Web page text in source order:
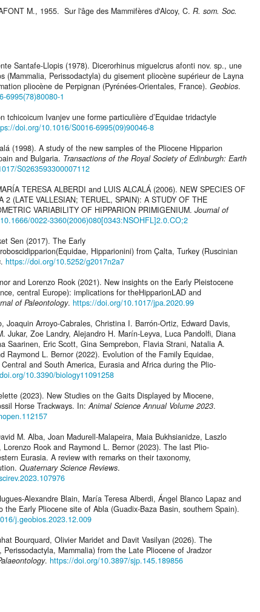
M., 1955. Sur l'âge des Mammifères d'Alcoy, C. R. som. Soc.
Santafe-Llopis (1978). Dicerorhinus miguelcrus afonti nov. sp., une
(Mammalia, Perissodactyla) du gisement pliocène supérieur de Layna
pliocène de Perpignan (Pyrénées-Orientales, France). Geobios.
6995(78)80080-1
tchicoicum Ivanjev une forme particulière d’Equidae tridactyle
doi.org/10.1016/S0016-6995(09)90046-8
(1998). A study of the new samples of the Pliocene Hipparion
and Bulgaria. Transactions of the Royal Society of Edinburgh: Earth
S0263593300007112
TERESA ALBERDI and LUIS ALCALÁ (2006). NEW SPECIES OF
2 (LATE VALLESIAN; TERUEL, SPAIN): A STUDY OF THE
VARIABILITY OF HIPPARION PRIMIGENIUM. Journal of
0022-3360(2006)080[0343:NSOHFL]2.0.CO;2
Sen (2017). The Early
Hipparionini) from Çalta, Turkey (Ruscinian
. https://doi.org/10.5252/g2017n2a7
and Lorenzo Rook (2021). New insights on the Early Pleistocene
central Europe): implications for theHipparionLAD and
of Paleontology. https://doi.org/10.1017/jpa.2020.99
Joaquin Arroyo-Cabrales, Christina I. Barrón-Ortiz, Edward Davis,
Jukar, Zoe Landry, Alejandro H. Marín-Leyva, Luca Pandolfi, Diana
Saarinen, Eric Scott, Gina Semprebon, Flavia Strani, Natalia A.
Raymond L. Bernor (2022). Evolution of the Family Equidae,
and South America, Eurasia and Africa during the Plio-
10.3390/biology11091258
(2023). New Studies on the Gaits Displayed by Miocene,
Horse Trackways. In:Animal Science Annual Volume 2023.
M. Alba, Joan Madurell-Malapeira, Maia Bukhsianidze, Laszlo
Lorenzo Rook and Raymond L. Bernor (2023). The last Plio-
Eurasia. A review with remarks on their taxonomy,
Quaternary Science Reviews.
Alexandre Blain, María Teresa Alberdi, Ángel Blanco Lapaz and
the Early Pliocene site of Abla (Guadix-Baza Basin, southern Spain).
j.geobios.2023.12.009
Bourquard, Olivier Maridet and Davit Vasilyan (2026). The
Perissodactyla, Mammalia) from the Late Pliocene of Jradzor
. https://doi.org/10.3897/sjp.145.189856